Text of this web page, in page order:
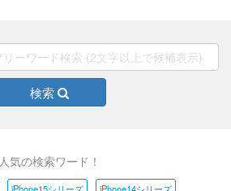
検索
人気の検索ワード！
iPhone15シリーズ
iPhone14シリーズ